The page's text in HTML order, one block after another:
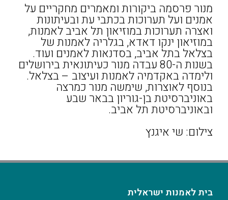
מנור פרסמה ביקורות ומאמרים מחקריים על
אמנים ועל תערוכות בכתבי עת ובעיתונות
ואצרה תערוכות במוזיאון תל אביב לאמנות,
במוזיאון ינקו דאדא, בגלריה לאמנות של
בצלאל בתל אביב, בסדנאות לאמנים ועוד.
בשנות ה-80 עבדה מנור כעיתונאית בירושלים
ולימדה באקדמיה לאמנות ועיצוב – בצלאל.
בנוסף לאוצרות, שימשה מנור כמרצה
באוניברסיטת בן-גוריון בבאר שבע
ובאוניברסיטת תל אביב.
צילום: שי איגנץ
בית לאמנות ישראלית